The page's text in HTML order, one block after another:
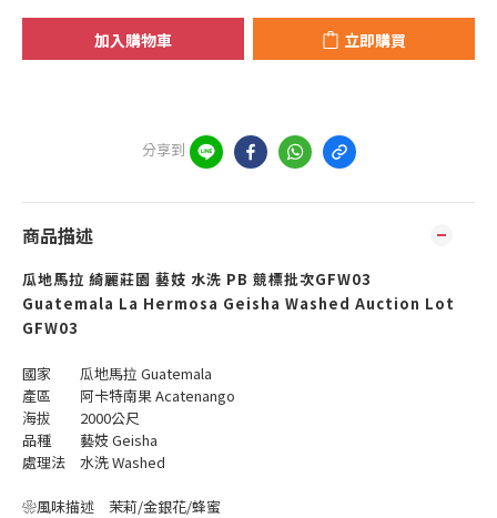
加入購物車 立即購買
分享到
商品描述
瓜地馬拉 綺麗莊園 藝妓 水洗 PB 競標批次GFW03
Guatemala La Hermosa Geisha Washed Auction Lot
GFW03
國家 瓜地馬拉 Guatemala
產區 阿卡特南果 Acatenango
海拔 2000公尺
品種 藝妓 Geisha
處理法 水洗 Washed
❀風味描述 茉莉/金銀花/蜂蜜